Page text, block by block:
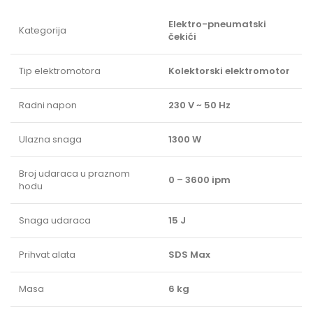
Kategorija
Elektro-pneumatski
čekići
Tip elektromotora Kolektorski elektromotor
Radni napon 230 V ~ 50 Hz
Ulazna snaga 1300 W
Broj udaraca u praznom
hodu
0 – 3600 ipm
Snaga udaraca 15 J
Prihvat alata SDS Max
Masa 6 kg